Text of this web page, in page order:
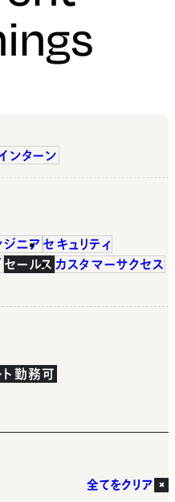
ンターン
ジニア セキュリティ
セールス カスタマーサクセス
ト勤務可
全てをクリア